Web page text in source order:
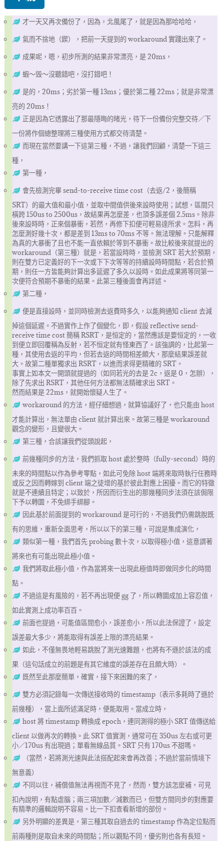
才一天又再次備份了，因為，北風尾了，就是因為那哈哈哈，
氣而不捨地（鍥），把前一天提到的 workaround 實踐出來了。
成果呢，嗯，初步所測的結果非常漂亮，是 20ms，
蝦～毁～沒聽錯吧，沒打錯吧！
是的，20ms；劣於第一種 13ms；優於第二種 22ms；就是非常漂
亮的 20ms！
正是因為它透露出了那最隱晦的暏光，待下一份備份完整交待／下
一份將作個總整理將三種使用方式都交待清楚。
而現在當然要講一下這第三種，不過，讓我們回顧，清楚一下這三
種，
第一種，
會先檢測完畢 send-to-receive time cost（去返/2，後簡稱
SRT）的最大值和最小值，並取中間值供後來設時使用；試想，區間只
橫跨 150us to 2500us，故結果再怎麼差，也頂多誤差個 2.5ms。除非
後來設時時，正來個暴衝，若然，再修下扣便可輕易達所求。怎料，再
怎麼測好幾十次，都是差到 13ms to 70ms 不等。無法理解。只能解釋
為真的大暴衝了且也不能一直依賴於等到不暴衝。故比較後來就提出的
workaround（第三種）就是，若當設時時，並檢測 SRT 若大於預期，
則在雙方已定義好的下一次或下下次等等的持續設時時間點，若合於預
期，則任一方皆能夠計算出多延遲了多久以設時。如此成果將等同第一
次便符合預期不暴衝的結果。此第三種後面會再詳述。
第二種，
便是直接設時，並同時檢測去返費時多久，以能夠通知 client 去減
掉這個延遲。不過實作上作了個變化，即，假設 reflective send-
receive time cost 簡稱 RSRT，是恒定的，當然應該是要恒定的，一收
到便立即回覆稱為反射，若不恒定就有怪東西了。該強調的，比起第一
種，其使用去返的平均，但若去返的時間相差頗大，那麼結果誤差就
大。故第二種單獨求出 RSRT，以進而求得更精確的 SRT。
事實上如本文一開頭就提過的（如同若光的去是 2c，返是 0，怎辦），
除了先求出 RSRT，其他任何方法都無法精確求出 SRT。
然而結果是 22ms，就開始懷疑人生了。
workaround 的方法，經仔細想過，就算協議好了，也只能由 host
才能計算出，無法單由 client 就計算出來。故第三種是 workaround
觀念的變形，且變很大。
第三種，合該讓我們從頭說起，
前幾種同步的方法，我們抓取 host 處於整時（fully-second）時的
未來的時間點以作為參考零點，如此可免除 host 端將來取時執行任務時
或反之因而轉嫁到 client 端之徒增的基於彼此對應上困擾。而它的特徵
就是不連續且特定；以致於，所因而衍生出的那幾種同步法須在該侷限
下予以轉圜，不免綁手綁腳。
因此基於前面提到的 workaround 是可行的，不過我們仍需跳脫既
有的思維，重新全面思考，所以以下的第三種，可說是集成演化，
類似第一種，我們首先 probing 數十次，以取得極小值，這意謂著
將來也有可能出現此極小值。
我們將取此極小值，作為當將來一出現此極值時即做同步化的時間
點。
不過這是有風險的，若不再出現便 gg 了，所以轉圜成加上容忍值，
如此實測上成功率百百。
前面也提過，可能值區間愈小，誤差愈小，所以此法保證了，設定
誤差最大多少，將能取得有誤差上限的漂亮結果。
如此，不僅無畏地輕易跳脫了測光速難題，也將有不遜於該法的成
果（這句話成立的前題是有其它維度的誤差存在且頗大時）。
既然至此那麼簡單，確實，接下來困難的來了，
雙方必須記錄每一次傳送接收時的 timestamp（表示多耗時了遜於
前幾種），當上面所述滿足時，便能取用。當成立時，
host 將 timestamp 轉換成 epoch，連同測得的極小 SRT 值傳送給
client 以做再次的轉換。此 SRT 值實測，通常可在 350us 左右或可更
小／170us 有出現過；單看無線品質。SRT 只有 170us 不甜嗎。
（當然，若將測光速與此法搭配起來會再改善；不過於當前情境下
無意義）
不同以往，補償值無法再視而不見了，然而，雙方該怎麼補，可見
扣內說明，有點虐腦；兩三項加數／減數而已，但雙方間同步的對應要
有精準的邏輯說明不容易。比一下扣查看新增的部份。
另外明顯的差異是，第三種其取自過去的 timestamp 作為定位點而
前兩種則是取自未來的時間點；所以觀點不同，優劣則也各有長短。